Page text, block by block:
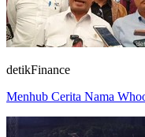
detikFinance
Menhub Cerita Nama